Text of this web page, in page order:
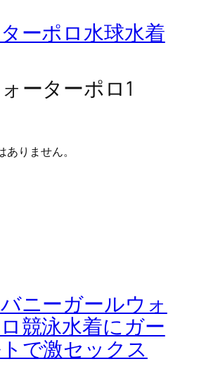
ーポロ水球水着
ーターポロ1
りません。
ニーガールウォ
競泳水着にガー
で激セックス